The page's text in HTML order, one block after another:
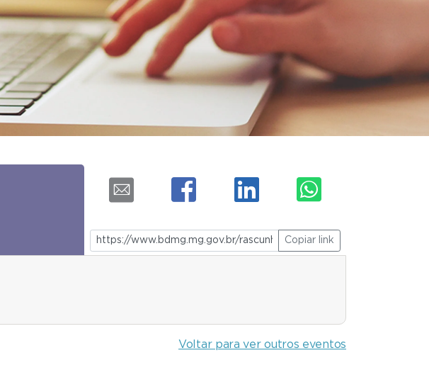
Copiar link
Voltar para ver outros eventos